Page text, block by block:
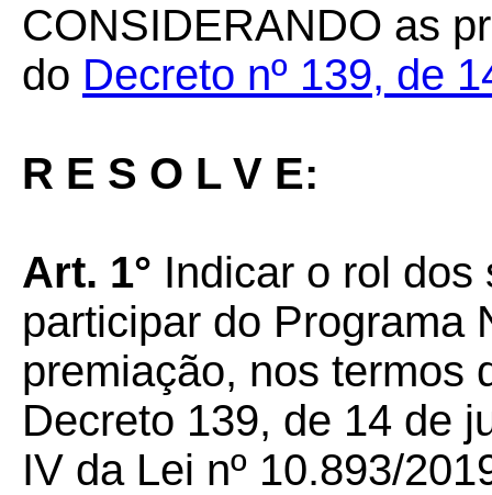
CONSIDERANDO as
do Decreto nº 139, de
R E S O L V E:
Art. 1° Indicar o rol dos
participar do Programa
premiação, nos termos
Decreto 139, de 14 de
IV da Lei nº 10.893/